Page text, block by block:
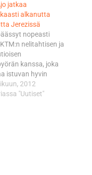
jatkaa
alkanutta
Jerezissä
nopeasti
nelitahtisen ja
kanssa, joka
istuvan hyvin
käteen.
tästä
2012
"Uutiset"